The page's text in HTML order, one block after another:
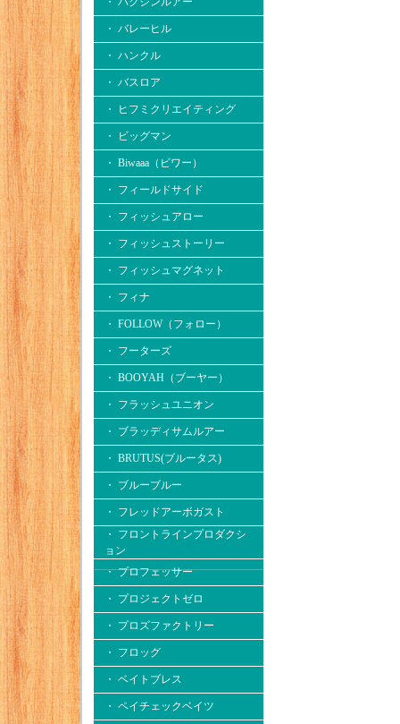
・ バレーヒル
・ ハンクル
・ バスロア
・ ヒフミクリエイティング
・ ビッグマン
・ Biwaaa（ビワー）
・ フィールドサイド
・ フィッシュアロー
・ フィッシュストーリー
・ フィッシュマグネット
・ フィナ
・ FOLLOW（フォロー）
・ フーターズ
・ BOOYAH（ブーヤー）
・ フラッシュユニオン
・ ブラッディサムルアー
・ BRUTUS(ブルータス)
・ ブルーブルー
・ フレッドアーボガスト
・ フロントラインプロダクシ
ョン
・ プロフェッサー
・ プロジェクトゼロ
・ プロズファクトリー
・ フロッグ
・ ベイトブレス
・ ペイチェックベイツ